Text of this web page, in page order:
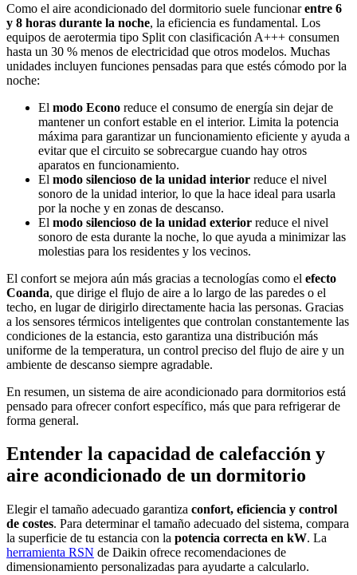
Como el aire acondicionado del dormitorio suele funcionarentre 6
y 8 horas durante la noche, la eficiencia es fundamental. Los
equipos de aerotermia tipo Split con clasificación A+++ consumen
hasta un 30 % menos de electricidad que otros modelos. Muchas
unidades incluyen funciones pensadas para que estés cómodo por la
noche:
El modo Econo reduce el consumo de energía sin dejar de
mantener un confort estable en el interior. Limita la potencia
máxima para garantizar un funcionamiento eficiente y ayuda a
evitar que el circuito se sobrecargue cuando hay otros
aparatos en funcionamiento.
El modo silencioso de la unidad interior reduce el nivel
sonoro de la unidad interior, lo que la hace ideal para usarla
por la noche y en zonas de descanso.
El modo silencioso de la unidad exterior reduce el nivel
sonoro de esta durante la noche, lo que ayuda a minimizar las
molestias para los residentes y los vecinos.
El confort se mejora aún más gracias a tecnologías como el efecto
Coanda, que dirige el flujo de aire a lo largo de las paredes o el
techo, en lugar de dirigirlo directamente hacia las personas. Gracias
a los sensores térmicos inteligentes que controlan constantemente las
condiciones de la estancia, esto garantiza una distribución más
uniforme de la temperatura, un control preciso del flujo de aire y un
ambiente de descanso siempre agradable.
En resumen, un sistema de aire acondicionado para dormitorios está
pensado para ofrecer confort específico, más que para refrigerar de
forma general.
Entender la capacidad de calefacción y
aire acondicionado de un dormitorio
Elegir el tamaño adecuado garantiza confort, eficiencia y control
de costes. Para determinar el tamaño adecuado del sistema, compara
la superficie de tu estancia con la potencia correcta en kW. La
herramienta RSN de Daikin ofrece recomendaciones de
dimensionamiento personalizadas para ayudarte a calcularlo.